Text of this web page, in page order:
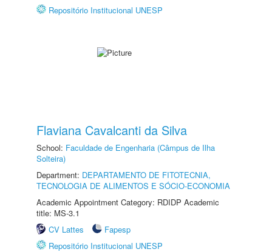
Repositório Institucional UNESP
Flaviana Cavalcanti da Silva
School: Faculdade de Engenharia (Câmpus de Ilha
Solteira)
Department: DEPARTAMENTO DE FITOTECNIA,
TECNOLOGIA DE ALIMENTOS E SÓCIO-ECONOMIA
Academic Appointment Category: RDIDP Academic
title: MS-3.1
CV Lattes
Fapesp
Repositório Institucional UNESP